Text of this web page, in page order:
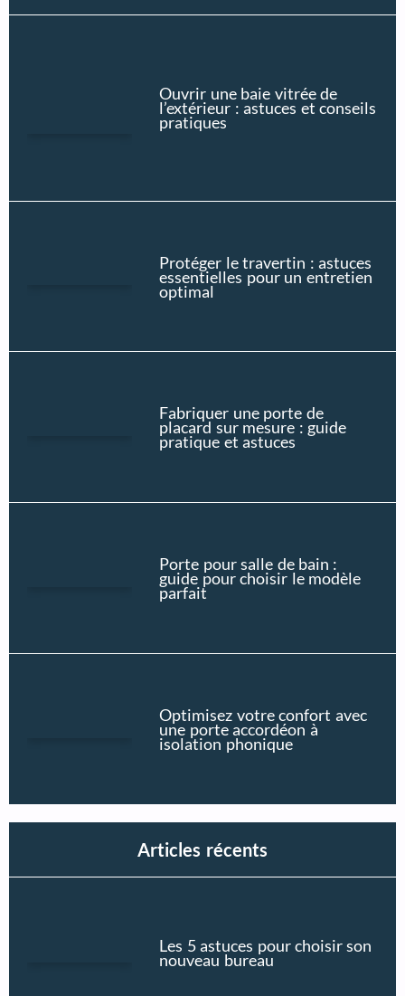
Ouvrir une baie vitrée de
l’extérieur : astuces et conseils
pratiques
Protéger le travertin : astuces
essentielles pour un entretien
optimal
Fabriquer une porte de
placard sur mesure : guide
pratique et astuces
Porte pour salle de bain :
guide pour choisir le modèle
parfait
Optimisez votre confort avec
une porte accordéon à
isolation phonique
Articles récents
Les 5 astuces pour choisir son
nouveau bureau